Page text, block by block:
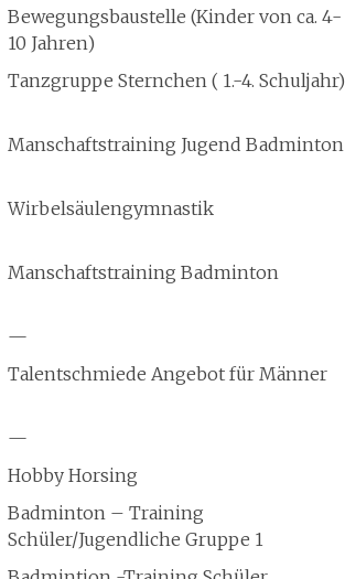
Bewegungsbaustelle (Kinder von ca. 4-
10 Jahren)
Tanzgruppe Sternchen ( 1.-4. Schuljahr)
Manschaftstraining Jugend Badminton
Wirbelsäulengymnastik
Manschaftstraining Badminton
—
Talentschmiede Angebot für Männer
—
Hobby Horsing
Badminton – Training
Schüler/Jugendliche Gruppe 1